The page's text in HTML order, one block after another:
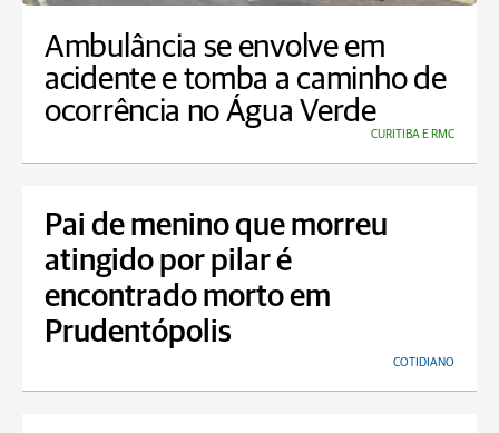
Ambulância se envolve em
acidente e tomba a caminho de
ocorrência no Água Verde
CURITIBA E RMC
Pai de menino que morreu
atingido por pilar é
encontrado morto em
Prudentópolis
COTIDIANO